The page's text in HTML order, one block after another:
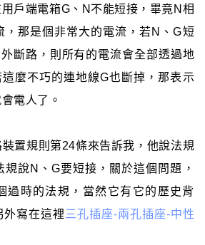
戶端電箱G、N不能短接，畢竟N相
，那是個非常大的電流，若N、G短
斷路，則所有的電流會全部透過地
麼不巧的連地線G也斷掉，那表示
電人了。
置規則第24條來告訴我，他說法規
說N、G要短接，關於這個問題，
過時的法規，當然它有它的歷史背
外寫在這裡三孔插座-兩孔插座-中性